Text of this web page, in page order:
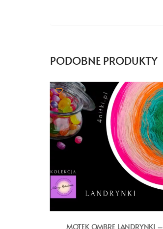
PODOBNE PRODUKTY
MOTEK OMBRE LANDRYNKI –